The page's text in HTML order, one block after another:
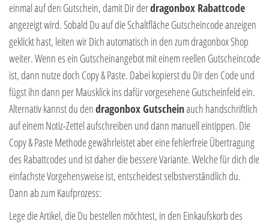
einmal auf den Gutschein, damit Dir derdragonbox Rabattcode
angezeigt wird. Sobald Du auf die Schaltfläche Gutscheincode anzeigen
geklickt hast, leiten wir Dich automatisch in den zum dragonbox Shop
weiter. Wenn es ein Gutscheinangebot mit einem reellen Gutscheincode
ist, dann nutze doch Copy & Paste. Dabei kopierst du Dir den Code und
fügst ihn dann per Mausklick ins dafür vorgesehene Gutscheinfeld ein.
Alternativ kannst du dendragonbox Gutscheinauch handschriftlich
auf einem Notiz-Zettel aufschreiben und dann manuell eintippen. Die
Copy & Paste Methode gewährleistet aber eine fehlerfreie Übertragung
des Rabattcodes und ist daher die bessere Variante. Welche für dich die
einfachste Vorgehensweise ist, entscheidest selbstverständlich du.
Dann ab zum Kaufprozess:
Lege die Artikel, die Du bestellen möchtest, in den Einkaufskorb des